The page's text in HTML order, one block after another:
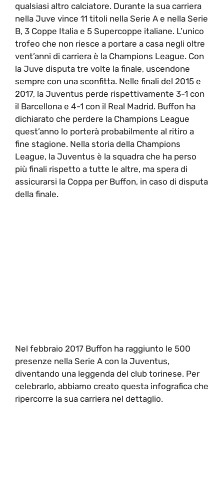
qualsiasi altro calciatore. Durante la sua carriera
nella Juve vince 11 titoli nella Serie A e nella Serie
B, 3 Coppe Italia e 5 Supercoppe italiane. L’unico
trofeo che non riesce a portare a casa negli oltre
vent’anni di carriera è la Champions League. Con
la Juve disputa tre volte la finale, uscendone
sempre con una sconfitta. Nelle finali del 2015 e
2017, la Juventus perde rispettivamente 3-1 con
il Barcellona e 4-1 con il Real Madrid. Buffon ha
dichiarato che perdere la Champions League
quest’anno lo porterà probabilmente al ritiro a
fine stagione. Nella storia della Champions
League, la Juventus è la squadra che ha perso
più finali rispetto a tutte le altre, ma spera di
assicurarsi la Coppa per Buffon, in caso di disputa
della finale.
Nel febbraio 2017 Buffon ha raggiunto le 500
presenze nella Serie A con la Juventus,
diventando una leggenda del club torinese. Per
celebrarlo, abbiamo creato questa infografica che
ripercorre la sua carriera nel dettaglio.